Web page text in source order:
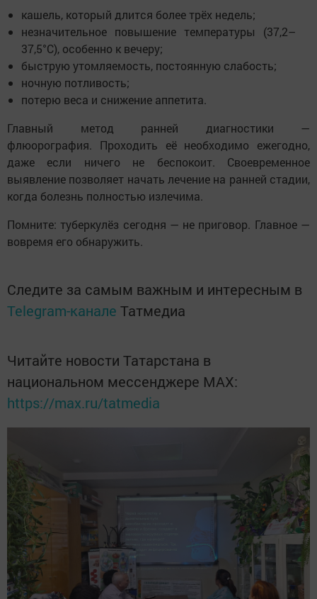
кашель, который длится более трёх недель;
незначительное повышение температуры (37,2–
37,5°С), особенно к вечеру;
быструю утомляемость, постоянную слабость;
ночную потливость;
потерю веса и снижение аппетита.
Главный метод ранней диагностики —
флюорография. Проходить её необходимо ежегодно,
даже если ничего не беспокоит. Своевременное
выявление позволяет начать лечение на ранней стадии,
когда болезнь полностью излечима.
Помните: туберкулёз сегодня — не приговор. Главное —
вовремя его обнаружить.
Следите за самым важным и интересным в
Telegram-канале Татмедиа
Читайте новости Татарстана в
национальном мессенджере MАХ:
https://max.ru/tatmedia